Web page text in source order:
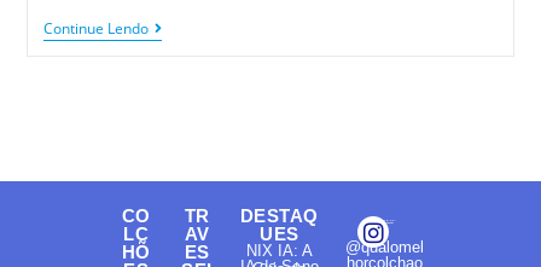
Continue Lendo
CO
LC
HÕ
TR
AV
ES
DESTAQ
UES
NIX IA: A
@qualomel
horcolchao